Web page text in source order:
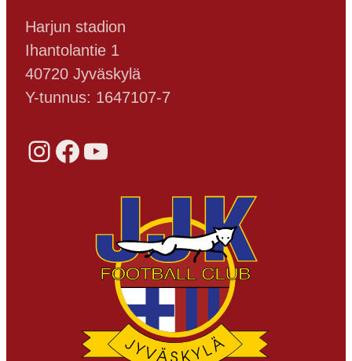
Harjun stadion
Ihantolantie 1
40720 Jyväskylä
Y-tunnus: 1647107-7
Instagram Facebook YouTube